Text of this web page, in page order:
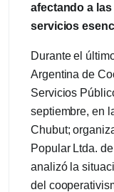
afectando a
servicios
Durante el
Argentina de
Servicios
septiembre, en
Chubut;
Popular Ltda.
analizó la
del